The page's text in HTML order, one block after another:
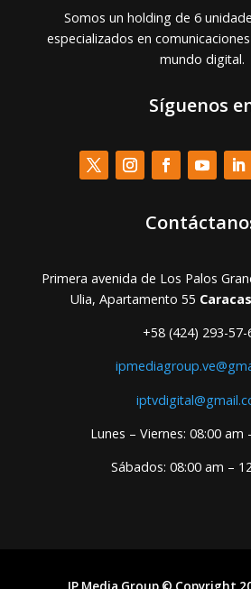
Somos un holding de 6
especializados en
mundo digital.
Síguenos
Primera avenida de Los Palos
Ulia, Apartamento 55
+58 (424) 293-57-
Lunes – Viernes: 08:00 am
Sábados: 08:00 am –